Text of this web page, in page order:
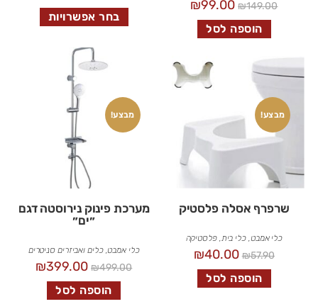
₪149.00
₪99.00
הוספה לסל
בחר אפשרויות
מבצע!
שרפרף אסלה פלסטיק
כלי אמבט כלי בית ,פלסטיקה
₪57.90
₪40.00
הוספה לסל
מבצע!
מערכת פינוק נירוסטה דגם
״ים״
כלי אמבט ,כלים ואביזרים סניטרים
₪499.00
₪399.00
הוספה לסל